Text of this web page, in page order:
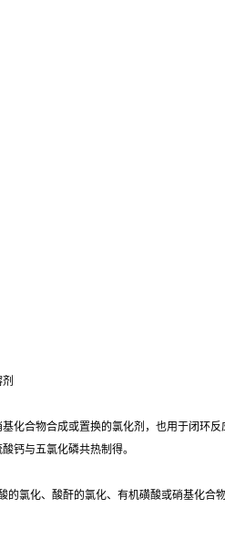
化合物合成或置换的氯化剂，也用于闭环
钙与五氯化磷共热制得。
的氯化、酸酐的氯化、有机磺酸或硝基化